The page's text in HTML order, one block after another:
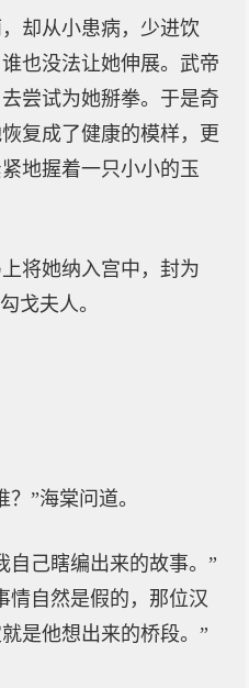
却从小患病，少进饮
也没法让她伸展。武帝
尝试为她掰拳。于是奇
复成了健康的模样，更
地握着一只小小的玉
将她纳入宫中，封为
戈夫人。
”海棠问道。
自己瞎编出来的故事。”
情自然是假的，那位汉
是他想出来的桥段。”